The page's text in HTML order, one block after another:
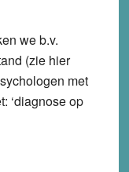
we b.v.
(zie hier
met
‘diagnose op